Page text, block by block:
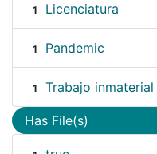
1 Licenciatura
1 Pandemic
1 Trabajo inmaterial
Has File(s)